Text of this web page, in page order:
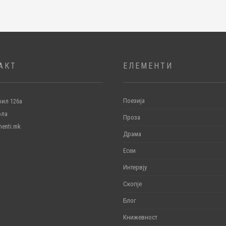
126а
ЕЛЕМЕНТИ
Поезија
Проза
Драма
Есеи
Интервју
Скопје
Блог
Книжевност